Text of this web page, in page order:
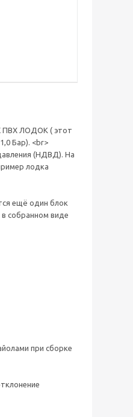
ПВХ ЛОДОК ( этот
Бар). <br>
(НДВД). На
лодка
ещё один блок
в собранном виде
при сборке